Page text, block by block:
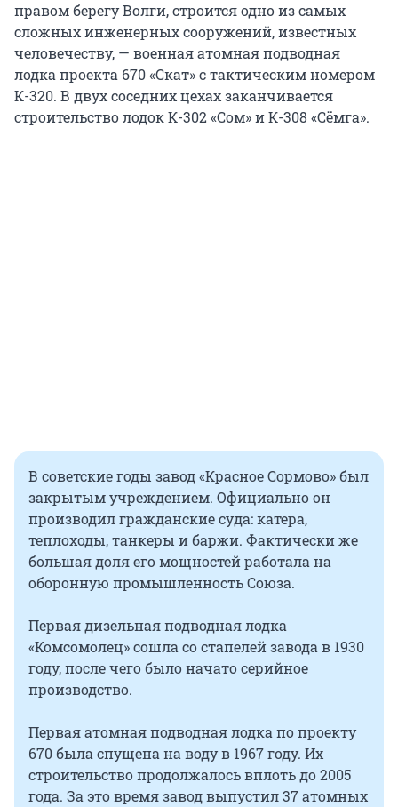
правом берегу Волги, строится одно из самых
сложных инженерных сооружений, известных
человечеству, — военная атомная подводная
лодка проекта 670 «Скат» с тактическим номером
К-320. В двух соседних цехах заканчивается
строительство лодок К-302 «Сом» и К-308 «Сёмга».
В советские годы завод «Красное Сормово» был
закрытым учреждением. Официально он
производил гражданские суда: катера,
теплоходы, танкеры и баржи. Фактически же
большая доля его мощностей работала на
оборонную промышленность Союза.
Первая дизельная подводная лодка
«Комсомолец» сошла со стапелей завода в 1930
году, после чего было начато серийное
производство.
Первая атомная подводная лодка по проекту
670 была спущена на воду в 1967 году. Их
строительство продолжалось вплоть до 2005
года. За это время завод выпустил 37 атомных